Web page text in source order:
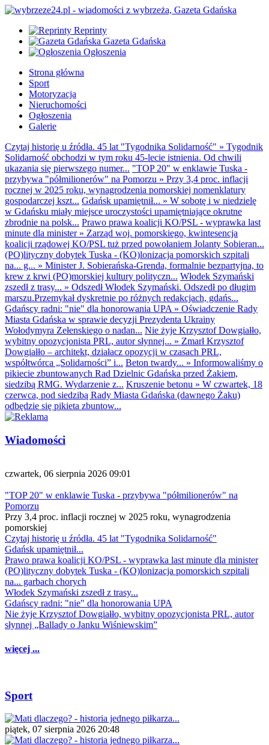
Reprinty
Gazeta Gdańska
Ogłoszenia
Strona główna
Sport
Motoryzacja
Nieruchomości
Ogłoszenia
Galerie
Czytaj historię u źródła. 45 lat "Tygodnika Solidarność" » Tygodnik
Solidarność obchodzi w tym roku 45-lecie istnienia. Od chwili
ukazania się pierwszego numer... "TOP 20" w enklawie Tuska -
przybywa "półmilionerów" na Pomorzu » Przy 3,4 proc. inflacji
rocznej w 2025 roku, wynagrodzenia pomorskiej nomenklatury
gospodarczej kszt... Gdańsk upamiętnił... » W sobotę i w niedzielę
w Gdańsku miały miejsce uroczystości upamiętniające okrutne
zbrodnie na polsk... Prawo prawa koalicji KO/PSL - wyprawka last
minute dla minister» Zarząd woj. pomorskiego, kwintesencja
koalicji rządowej KO/PSL tuż przed powołaniem Jolanty Sobieran...
(PO)lityczny dobytek Tuska - (KO)lonizacja pomorskich szpitali
na... g... » Minister J. Sobierańska-Grenda, formalnie bezpartyjna, to
krew z krwi (PO)morskiej kultury polityczn... Włodek Szymański
zszedł z trasy... » Odszedł Włodek Szymański. Odszedł po długim
marszu.Przemykał dyskretnie po różnych redakcjach, gdańs...
Gdańscy radni: "nie" dla honorowania UPA » Oświadczenie Rady
Miasta Gdańska w sprawie decyzji Prezydenta Ukrainy
Wołodymyra Zełenskiego o nadan... Nie żyje Krzysztof Dowgiałło,
wybitny opozycjonista PRL, autor słynnej... » Zmarł Krzysztof
Dowgiałło – architekt, działacz opozycji w czasach PRL,
współtwórca „Solidarności” i... Beton twardy... » Informowaliśmy o
pikiecie zbuntowanych Rad Dzielnic Gdańska przed Żakiem,
siedzibą RMG. Wydarzenie z... Kruszenie betonu » W czwartek, 18
czerwca, pod siedzibą Rady Miasta Gdańska (dawnego Żaku)
odbędzie się pikieta zbuntow...
Wiadomości
czwartek, 06 sierpnia 2026 09:01
"TOP 20" w enklawie Tuska - przybywa "półmilionerów" na
Pomorzu
Przy 3,4 proc. inflacji rocznej w 2025 roku, wynagrodzenia
pomorskiej
Czytaj historię u źródła. 45 lat "Tygodnika Solidarność"
Gdańsk upamiętnił...
Prawo prawa koalicji KO/PSL - wyprawka last minute dla minister
(PO)lityczny dobytek Tuska - (KO)lonizacja pomorskich szpitali
na... garbach chorych
Włodek Szymański zszedł z trasy...
Gdańscy radni: "nie" dla honorowania UPA
Nie żyje Krzysztof Dowgiałło, wybitny opozycjonista PRL, autor
słynnej „Ballady o Janku Wiśniewskim”
więcej ...
Sport
piątek, 07 sierpnia 2026 20:48